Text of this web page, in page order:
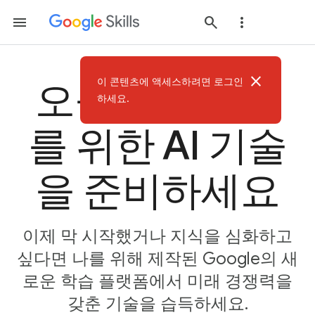
오늘부터 미래
를 위한 AI 기술
을 준비하세요
이제 막 시작했거나 지식을 심화하고
싶다면 나를 위해 제작된 Google의 새
로운 학습 플랫폼에서 미래 경쟁력을
갖춘 기술을 습득하세요.
이 콘텐츠에 액세스하려면 로그인
하세요.
close